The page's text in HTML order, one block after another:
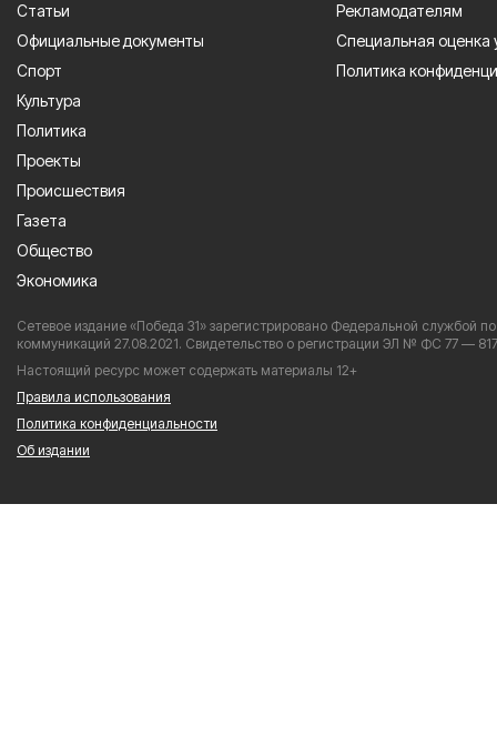
Статьи
Официальные документы
Спорт
Культура
Политика
Проекты
Происшествия
Газета
Общество
Экономика
Рекламодателям
Специальная оценка
Политика
Сетевое издание «Победа 31» зарегистрировано Федеральной службой
коммуникаций 27.08.2021. Свидетельство о регистрации ЭЛ № ФС 77 —
Настоящий ресурс может содержать материалы 12+
Правила использования
Политика конфиденциальности
Об издании